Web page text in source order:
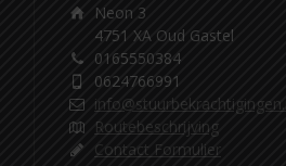
Neon 3
4751 XA Oud Gastel
0165550384
0624766991
Routebeschrijving
Contact Formulier